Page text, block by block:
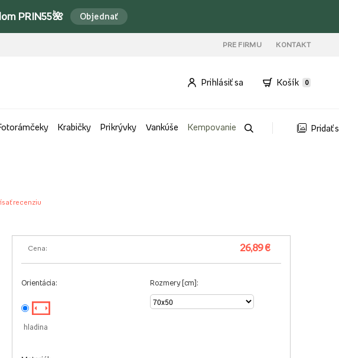
PRIN55🌺 Objednať
PRE FIRMU KONTAKT
Prihlásiť sa Košík 0
Krabičky Prikrývky Vankúše Kempovanie Pridať
recenziu
Cena: 26,89 €
Orientácia:
hladina
Rozmery [cm]: